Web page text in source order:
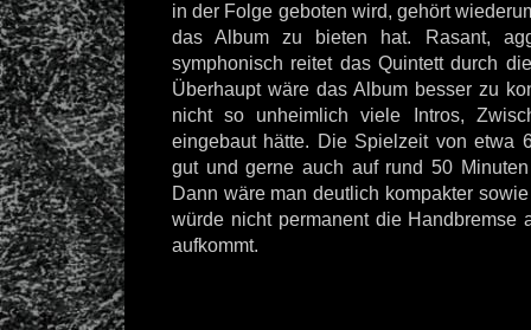
in der Folge geboten wird, gehört
das Album zu bieten hat. Rasant,
symphonisch reitet das Quintett durch
Überhaupt wäre das Album besser zu
nicht so unheimlich viele Intros,
eingebaut hätte. Die Spielzeit von etwa
gut und gerne auch auf rund 50
Dann wäre man deutlich kompakter
würde nicht permanent die Handbremse
aufkommt.